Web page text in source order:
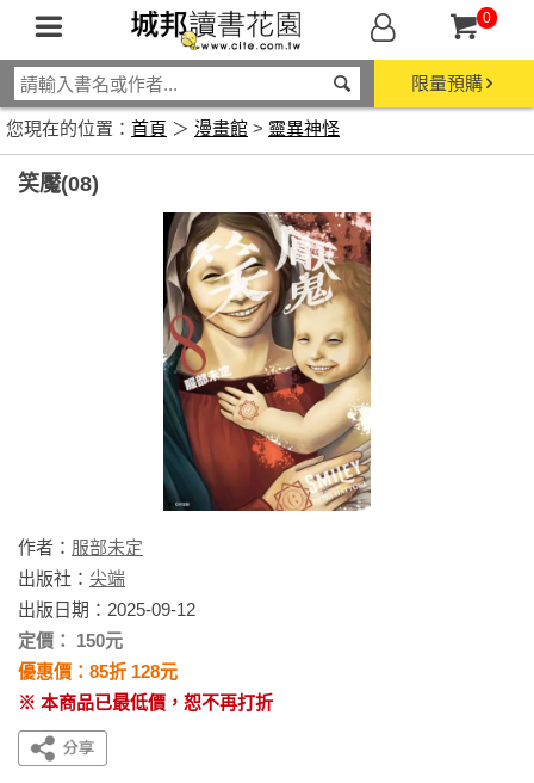
0
限量預購
您現在的位置： 首頁 ＞ 漫畫館 > 靈異神怪
笑魘(08)
作者： 服部未定
出版社： 尖端
出版日期：2025-09-12
定價： 150元
優惠價：85折 128元
※ 本商品已最低價，恕不再打折